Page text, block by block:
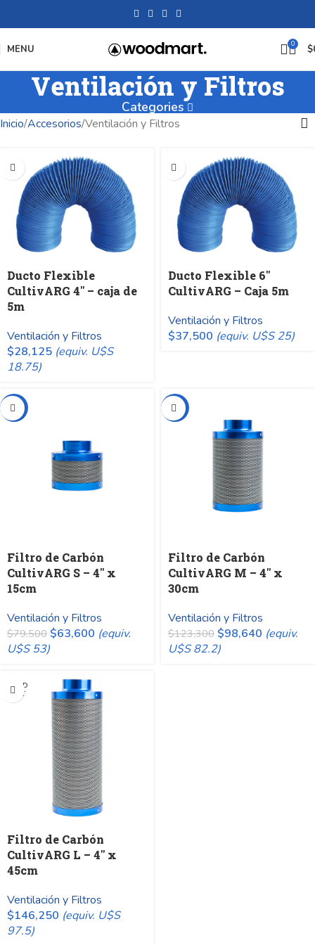
MENU 0 $
Ventilación y Filtros
Categories
Inicio Accesorios Ventilación y Filtros
Ducto Flexible
CultivARG 4″ – caja de
5m
Ventilación y Filtros
$28,125 (equiv. U$S
18.75)
Ducto Flexible 6″
CultivARG – Caja 5m
Ventilación y Filtros
$37,500 (equiv. U$S 25)
-20%
Filtro de Carbón
CultivARG S – 4″ x
15cm
Ventilación y Filtros
$79,500 $63,600 (equiv.
U$S 53)
-20%
Filtro de Carbón
CultivARG M – 4″ x
30cm
Ventilación y Filtros
$123,300 $98,640 (equiv.
U$S 82.2)
SOLD
OUT
Filtro de Carbón
CultivARG L – 4″ x
45cm
Ventilación y Filtros
$146,250 (equiv. U$S
97.5)